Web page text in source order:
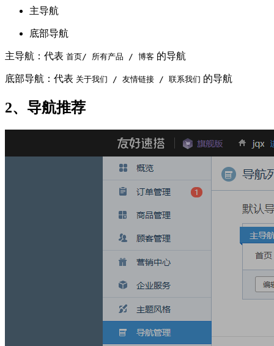
主导航
底部导航
主导航：代表 首页/ 所有产品 / 博客 的导航
底部导航：代表 关于我们 / 友情链接 / 联系我们 的导航
2、导航推荐